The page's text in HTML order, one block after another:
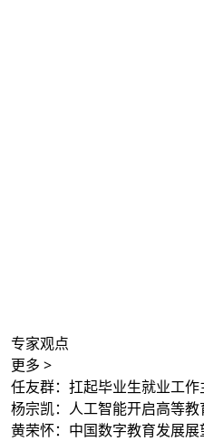
专家观点
更多 >
任友群：扛起毕业生就业工作
杨宗凯：人工智能开启高等
黄荣怀：中国数字教育发展展